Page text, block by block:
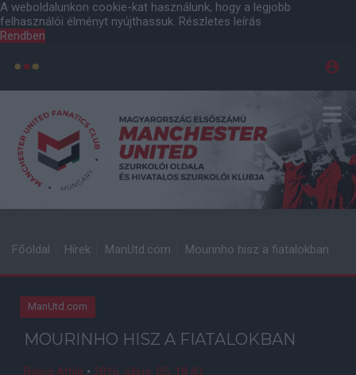
A weboldalunkon cookie-kat használunk, hogy a legjobb
felhasználói élményt nyújthassuk. Részletes leírás
Rendben
Főoldal Hírek ManUtd.com Mourinho hisz a fiatalokban
ManUtd.com
MOURINHO HISZ A FIATALOKBAN
Balog Attila • 2016. július. 05. 18:43